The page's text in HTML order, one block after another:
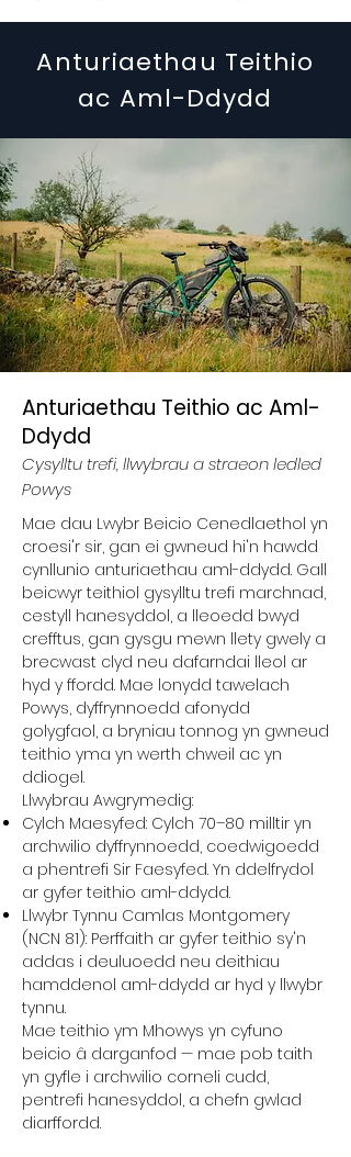
Anturiaethau Teithio
ac Aml-Ddydd
Anturiaethau Teithio ac Aml-
Ddydd
Cysylltu trefi, llwybrau a straeon ledled
Powys
Mae dau Lwybr Beicio Cenedlaethol yn
croesi'r sir, gan ei gwneud hi'n hawdd
cynllunio anturiaethau aml-ddydd. Gall
beicwyr teithiol gysylltu trefi marchnad,
cestyll hanesyddol, a lleoedd bwyd
crefftus, gan gysgu mewn llety gwely a
brecwast clyd neu dafarndai lleol ar
hyd y ffordd. Mae lonydd tawelach
Powys, dyffrynnoedd afonydd
golygfaol, a bryniau tonnog yn gwneud
teithio yma yn werth chweil ac yn
ddiogel.
Llwybrau Awgrymedig:
Cylch Maesyfed: Cylch 70–80 milltir yn
archwilio dyffrynnoedd, coedwigoedd
a phentrefi Sir Faesyfed. Yn ddelfrydol
ar gyfer teithio aml-ddydd.
Llwybr Tynnu Camlas Montgomery
(NCN 81): Perffaith ar gyfer teithio sy'n
addas i deuluoedd neu deithiau
hamddenol aml-ddydd ar hyd y llwybr
tynnu.
Mae teithio ym Mhowys yn cyfuno
beicio â darganfod — mae pob taith
yn gyfle i archwilio corneli cudd,
pentrefi hanesyddol, a chefn gwlad
diarffordd.